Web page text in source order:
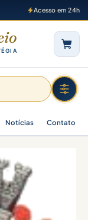
Acesso em 24h
Notícias Contato